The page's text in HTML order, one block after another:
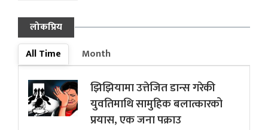
लोकप्रिय
All Time
Month
झिझियामा उत्तेजित डान्स गरेकी
युवतिमाथि सामुहिक बलात्कारको
प्रयास, एक जना पक्राउ